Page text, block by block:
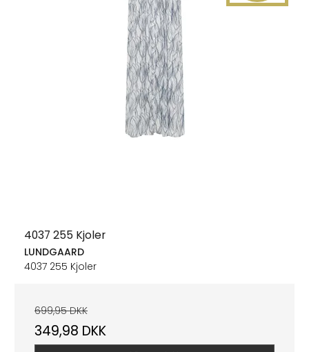
4037 255 Kjoler
LUNDGAARD
4037 255 Kjoler
699,95 DKK
349,98 DKK